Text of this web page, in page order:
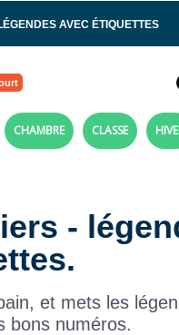
AVEC ÉTIQUETTES
CHAMBRE CLASSE
-
et mets les
bons numéros.